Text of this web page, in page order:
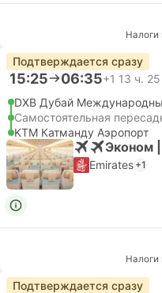
Подтверждается сразу
15:25 06:35+1 13 ч.
DXB Дубай
Самостоятельная
KTM Катманду Аэропорт
Эконом
Emirates +1
Подтверждается сразу